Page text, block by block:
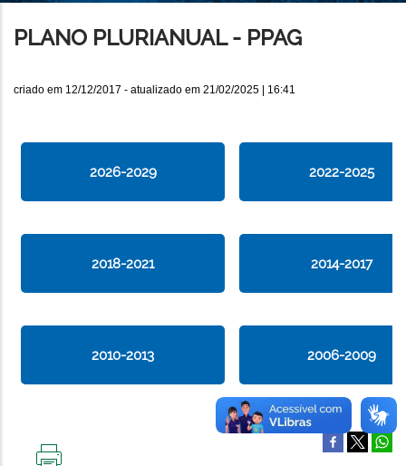
PLANO PLURIANUAL - PPAG
criado em 12/12/2017 - atualizado em 21/02/2025 | 16:41
2026-2029 2022-2025
2018-2021 2014-2017
2010-2013 2006-2009